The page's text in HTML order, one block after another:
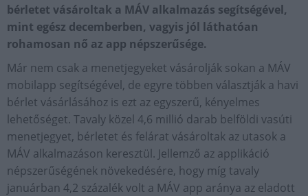
bérletet vásároltak a MÁV alkalmazás segítségével,
mint egész decemberben, vagyis jól láthatóan
rohamosan nő az app népszerűsége.
Már nem csak a menetjegyeket vásárolják sokan a MÁV
mobilapp segítségével, de egyre többen választják a havi
bérlet vásárlásához is ezt az egyszerű, kényelmes
lehetőséget. Tavaly közel 4,6 millió darab belföldi vasúti
menetjegyet, bérletet és felárat vásároltak az utasok a
MÁV alkalmazáson keresztül. Jellemző az applikáció
népszerűségének növekedésére, hogy míg tavaly
januárban 4,2 százalék volt a MÁV app aránya az eladott